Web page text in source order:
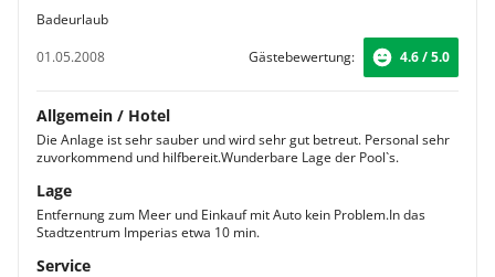
Badeurlaub
01.05.2008
Gästebewertung: 4.6 / 5.0
Allgemein / Hotel
Die Anlage ist sehr sauber und wird sehr gut betreut. Personal sehr
zuvorkommend und hilfbereit.Wunderbare Lage der Pool`s.
Lage
Entfernung zum Meer und Einkauf mit Auto kein Problem.In das
Stadtzentrum Imperias etwa 10 min.
Service